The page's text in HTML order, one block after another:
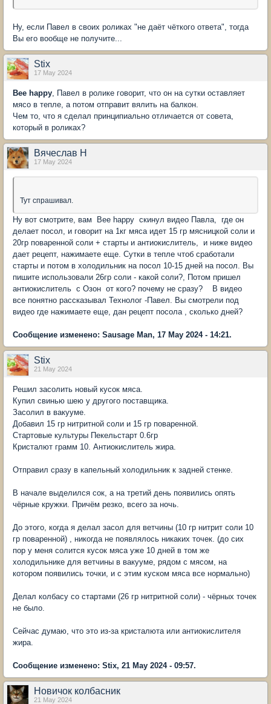
Ну, если Павел в своих роликах "не даёт чёткого ответа", тогда
Вы его вообще не получите...
Stix
17 May 2024
Bee happy , Павел в ролике говорит, что он на сутки оставляет
мясо в тепле, а потом отправит вялить на балкон.
Чем то, что я сделал принципиально отличается от совета,
который в роликах?
Вячеслав Н
17 May 2024
Тут спрашивал.
Ну вот смотрите, вам Bee happy скинул видео Павла, где он
делает посол, и говорит на 1кг мяса идет 15 гр мясницкой соли и
20гр поваренной соли + старты и антиокислитель, и ниже видео
дает рецепт, нажимаете еще. Сутки в тепле чтоб сработали
старты и потом в холодильник на посол 10-15 дней на посол. Вы
пишите использовали 26гр соли - какой соли?, Потом пришел
антиокислитель с Озон от кого? почему не сразу? В видео
все понятно рассказывал Технолог -Павел. Вы смотрели под
видео где нажимаете еще, дан рецепт посола , сколько дней?
Сообщение изменено: Sausage Man, 17 May 2024 - 14:21.
Stix
21 May 2024
Решил засолить новый кусок мяса.
Купил свинью шею у другого поставщика.
Засолил в вакууме.
Добавил 15 гр нитритной соли и 15 гр поваренной.
Стартовые культуры Пекельстарт 0.6гр
Кристалют грамм 10. Антиокислитель жира.
Отправил сразу в капельный холодильник к задней стенке.
В начале выделился сок, а на третий день появились опять
чёрные кружки. Причём резко, всего за ночь.
До этого, когда я делал засол для ветчины (10 гр нитрит соли 10
гр поваренной) , никогда не появлялось никаких точек. (до сих
пор у меня солится кусок мяса уже 10 дней в том же
холодильнике для ветчины в вакууме, рядом с мясом, на
котором появились точки, и с этим куском мяса все нормально)
Делал колбасу со стартами (26 гр нитритной соли) - чёрных точек
не было.
Сейчас думаю, что это из-за кристалюта или антиокислителя
жира.
Сообщение изменено: Stix, 21 May 2024 - 09:57.
Новичок колбасник
21 May 2024